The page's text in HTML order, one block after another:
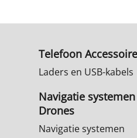
Telefoon
Laders en USB-kabels
Navigatie
Drones
Navigatie systemen